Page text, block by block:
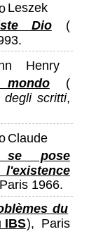
Leszek
Dio (
Henry
(
degli scritti,
Claude
se pose
1966.
du
), Paris